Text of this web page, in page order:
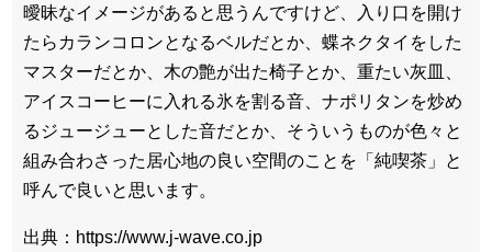
曖昧なイメージがあると思うんですけど、入り口を開け
たらカランコロンとなるベルだとか、蝶ネクタイをした
マスターだとか、木の艶が出た椅子とか、重たい灰皿、
アイスコーヒーに入れる氷を割る音、ナポリタンを炒め
るジュージューとした音だとか、そういうものが色々と
組み合わさった居心地の良い空間のことを「純喫茶」と
呼んで良いと思います。
出典：https://www.j-wave.co.jp